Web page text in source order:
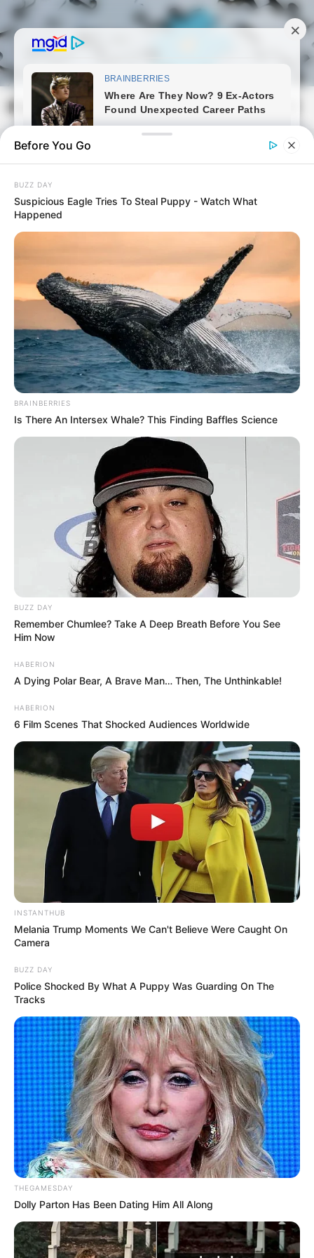
Skip
to
content
Magyarmozaik.com
Posted
in
Friss hírek
EZT nem akarjuk elhinni, hogy
megtörtént! Most lett elege
Várkonyi Andreának!
Kegyetlenül beleszállt Magyar
Péterbe és EZT tette vele –
RÉSZLETEK:
Szerző October 23, 2025
Before You Go
BUZZ DAY
Suspicious Eagle Tries To Steal Puppy - Watch What
Happened
BRAINBERRIES
Is There An Intersex Whale? This Finding Baffles Science
BUZZ DAY
Remember Chumlee? Take A Deep Breath Before You See
Him Now
HABERION
A Dying Polar Bear, A Brave Man… Then, The Unthinkable!
HABERION
6 Film Scenes That Shocked Audiences Worldwide
INSTANTHUB
Melania Trump Moments We Can't Believe Were Caught On
Camera
BUZZ DAY
Police Shocked By What A Puppy Was Guarding On The
Tracks
THEGAMESDAY
Dolly Parton Has Been Dating Him All Along